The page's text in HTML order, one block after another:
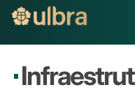
Buscar